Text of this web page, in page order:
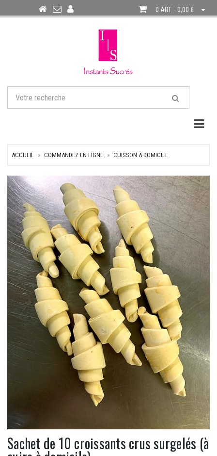
0 ART. - 0,00 €
ACCUEIL COMMANDEZ EN LIGNE CUISSON À DOMICILE
Sachet de 10 croissants crus surgelés (à